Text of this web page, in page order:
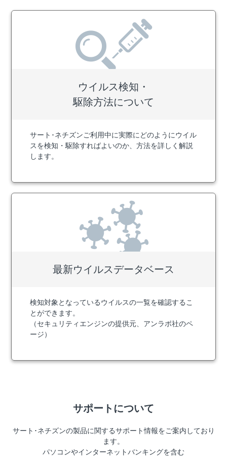
ウイルス検知・
駆除方法について
サート･ネチズンご利用中に実際にどのようにウイル
スを検知・駆除すればよいのか、方法を詳しく解説
します。
最新ウイルスデータベース
検知対象となっているウイルスの一覧を確認するこ
とができます。
（セキュリティエンジンの提供元、アンラボ社のペ
ージ）
サポートについて
サート･ネチズンの製品に関するサポート情報をご案内しており
ます。
パソコンやインターネットバンキングを含む